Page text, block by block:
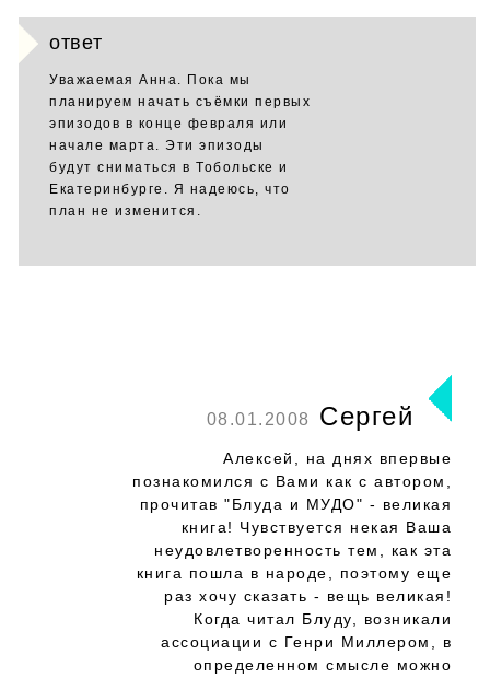
ответ
Уважаемая Анна. Пока мы
планируем начать съёмки первых
эпизодов в конце февраля или
начале марта. Эти эпизоды
будут сниматься в Тобольске и
Екатеринбурге. Я надеюсь, что
план не изменится.
08.01.2008 Сергей
Алексей, на днях впервые
познакомился с Вами как с автором,
прочитав "Блуда и МУДО" - великая
книга! Чувствуется некая Ваша
неудовлетворенность тем, как эта
книга пошла в народе, поэтому еще
раз хочу сказать - вещь великая!
Когда читал Блуду, возникали
ассоциации с Генри Миллером, в
определенном смысле можно